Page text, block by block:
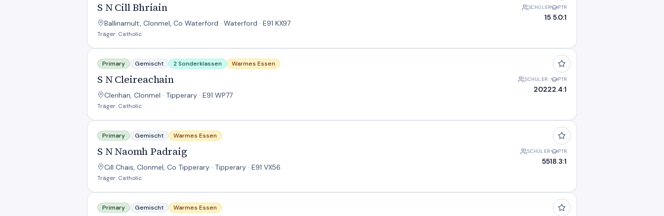
S N Cill Bhriain
Ballinamult, Clonmel, Co Waterford · Waterford · E91 KX97
Träger: Catholic
SCHÜLER
15
PTR
5.0:1
S N Cleireachain
Primary Gemischt 2 Sonderklassen Warmes Essen
S N Cleireachain
Clerihan, Clonmel · Tipperary · E91 WP77
Träger: Catholic
SCHÜLER
202
PTR
22.4:1
S N Naomh Padraig
Primary Gemischt Warmes Essen
S N Naomh Padraig
Cill Chais, Clonmel, Co Tipperary · Tipperary · E91 VX56
Träger: Catholic
SCHÜLER
55
PTR
18.3:1
SN Mhuire na nAingeal
Primary Gemischt Warmes Essen